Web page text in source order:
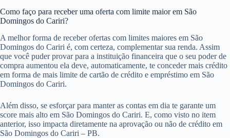
Como faço para receber uma oferta com limite maior em São
Domingos do Cariri?
A melhor forma de receber ofertas com limites maiores em São
Domingos do Cariri é, com certeza, complementar sua renda. Assim
que você puder provar para a instituição financeira que o seu poder de
compra aumentou ela deve, automaticamente, te conceder mais crédito
em forma de mais limite de cartão de crédito e empréstimo em São
Domingos do Cariri.
Além disso, se esforçar para manter as contas em dia te garante um
score mais alto em São Domingos do Cariri. E, como visto no item
anterior, isso impacta diretamente na aprovação ou não de crédito em
São Domingos do Cariri – PB.